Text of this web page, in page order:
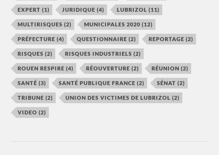
EXPERT (1) JURIDIQUE (4) LUBRIZOL (11)
MULTIRISQUES (2) MUNICIPALES 2020 (12)
PRÉFECTURE (4) QUESTIONNAIRE (2) REPORTAGE (2)
RISQUES (2) RISQUES INDUSTRIELS (2)
ROUEN RESPIRE (4) RÉOUVERTURE (2) RÉUNION (2)
SANTÉ (3) SANTÉ PUBLIQUE FRANCE (2) SÉNAT (2)
TRIBUNE (2) UNION DES VICTIMES DE LUBRIZOL (2)
VIDEO (2)